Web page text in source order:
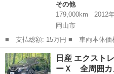
その他
179,000km
2012
岡山市
■ 支払総額: 15万円 ■ 車両本体価格： 90,000 円 ■ メーカー
名： 日産 ■ 車種名： ルークス
ター 左側パワースライドドア
Ｗ スマートキー ...
岡山 岡山市 その他
日産 エクスト
ーＸ 全周囲